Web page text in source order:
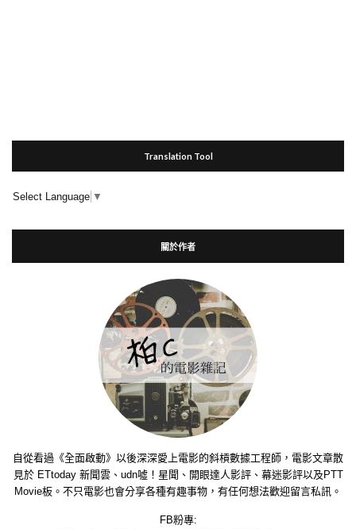
Translation Tool
Select Language ▼
關於作者
自從看過《全面啟動》以後深深愛上電影的斜槓數據工程師，電影文章散
見於 ETtoday 新聞雲、udn噓！星聞、開眼達人影評、幕迷影評以及PTT
Movie板。不只電影也會分享各種有趣事物，有任何想法歡迎留言私訊。
FB粉專: